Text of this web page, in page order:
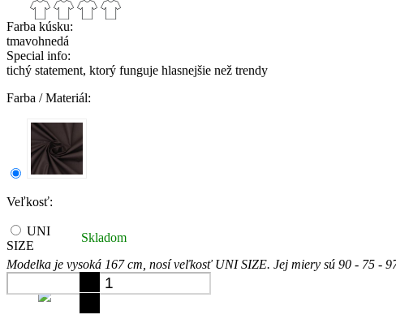
Farba kúsku:
tmavohnedá
Special info:
tichý statement, ktorý funguje hlasnejšie než trendy
Farba / Materiál:
Veľkosť:
UNI
SIZE
Skladom
Modelka je vysoká 167 cm, nosí veľkosť UNI SIZE. Jej miery sú 90 - 75 -
Vložiť do košíka